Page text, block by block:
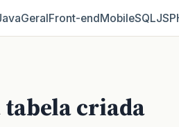
GeralFront‑endMobileSQLJS
criada